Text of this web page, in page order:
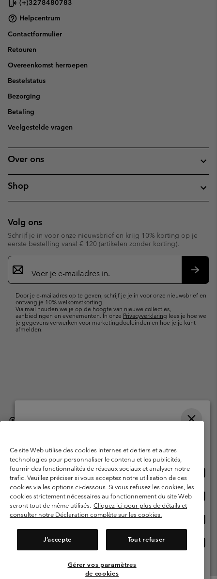
(+)3278480783
Helpcentrum
Contactformulier
Retouren
Overeenkomst herroepen
Bestelstatus
Bezorging
Betaling
Veelgestelde vragen
Over ons
Shop
Volg ons
Schrijf je in voor onze nieuwsbrief en krijg 10% korting op je
eerste bestelling vanaf € 120 (artikelen zonder korting).
Aanmelden
voor
e-
Door je e-mailadres op te geven, schrijf je je in voor onze nieuwsbrief en
ontvang je 10% welkomstkorting.
Via mail houden we je op de hoogte van nieuwe collecties,
aanbiedingen en evenementen. In onze Privacyverklaring lees je hoe we
je gegevens verwerken voor marketingdoeleinden en hoe je je kunt
afmelden.
België (Nederlands) | English ›| français ›
Gebruiksvoorwaarden
Verkoopvoorwaarden
Garantie
Privacybeleid
Gebruiksvoorwaarden voor lidmaatschap
Voorwaarden voor door gebruikers gegenereerde inhoud
Impressum
Cookies
Ce site Web utilise des cookies internes et de tiers et autres
technologies pour personnaliser le contenu et les publicités,
fournir des fonctionnalités de réseaux sociaux et analyser notre
trafic. Veuillez préciser si vous acceptez notre utilisation de ces
cookies via les options ci-dessous. Si vous refusez les cookies, les
cookies strictement nécessaires au fonctionnement du site Web
seront tout de même utilisés. Cliquez ici pour plus de détails et
consulter notre Déclaration complète sur les cookies.
J’accepte Tout refuser
Gérer vos paramètres
de cookies
Online shoppen beschikbaar
United States
Belgium-English
Belgium-Français
Belgium-Dutch
Alle Locaties Bekijken